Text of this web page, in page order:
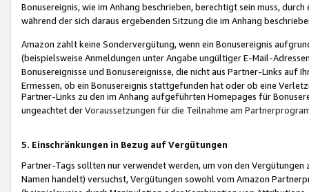
Bonusereignis, wie im Anhang beschrieben, berechtigt sein muss,
während der sich daraus ergebenden Sitzung die im Anhang
Amazon zahlt keine Sondervergütung, wenn ein Bonusereignis
(beispielsweise Anmeldungen unter Angabe ungültiger E-Mail-
Bonusereignisse und Bonusereignisse, die nicht aus Partner-Links auf
Ermessen, ob ein Bonusereignis stattgefunden hat oder ob eine
Partner-Links zu den im Anhang aufgeführten Homepages für
ungeachtet derVoraussetzungen für die Teilnahme am
5. Einschränkungen in Bezug auf Vergütungen
Partner-Tags sollten nur verwendet werden, um von den
Namen handelt) versuchst, Vergütungen sowohl vom Amazon